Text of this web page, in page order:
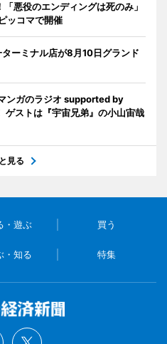
悪役のエンディングは死のみ」
ッコマで開催
ーミナル店が8月10日グランド
ンガのラジオ supported by
ストは『宇宙兄弟』の小山宙哉
見る
・遊ぶ 買う
・知る 特集